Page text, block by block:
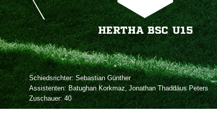
HERTHA BSC U15
Schiedsrichter: 
Assistenten: ,   
Zuschauer:40